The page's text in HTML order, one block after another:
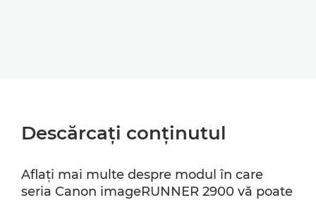
Descărcaţi conţinutul
Aflaţi mai multe despre modul în care
seria Canon imageRUNNER 2900 vă poate